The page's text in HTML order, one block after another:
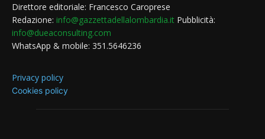
Direttore editoriale: Francesco Caroprese
Redazione: info@gazzettadellalombardia.it Pubblicità:
info@dueaconsulting.com
WhatsApp & mobile: 351.5646236
Privacy policy
Cookies policy